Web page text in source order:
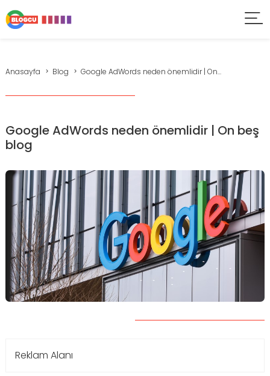
Anasayfa Blog Google AdWords neden önemlidir | On...
Google AdWords neden önemlidir | On beş
blog
Reklam Alanı